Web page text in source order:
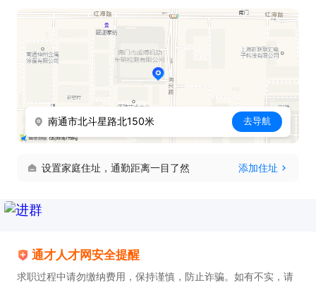
南通市北斗星路北150米 去导航
设置家庭住址，通勤距离一目了然 添加住址
通才人才网安全提醒
求职过程中请勿缴纳费用，保持谨慎，防止诈骗。如有不实，请